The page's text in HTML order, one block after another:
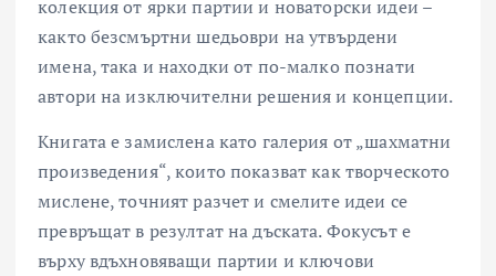
колекция от ярки партии и новаторски идеи –
както безсмъртни шедьоври на утвърдени
имена, така и находки от по-малко познати
автори на изключителни решения и концепции.
Книгата е замислена като галерия от „шахматни
произведения“, които показват как творческото
мислене, точният разчет и смелите идеи се
превръщат в резултат на дъската. Фокусът е
върху вдъхновяващи партии и ключови